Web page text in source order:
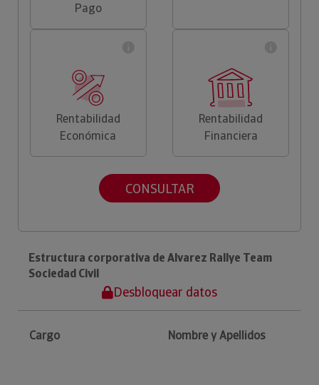
Pago
Rentabilidad
Económica
Rentabilidad
Financiera
CONSULTAR
Estructura corporativa de Alvarez Rallye Team
Sociedad Civil
Desbloquear datos
Cargo Nombre y Apellidos